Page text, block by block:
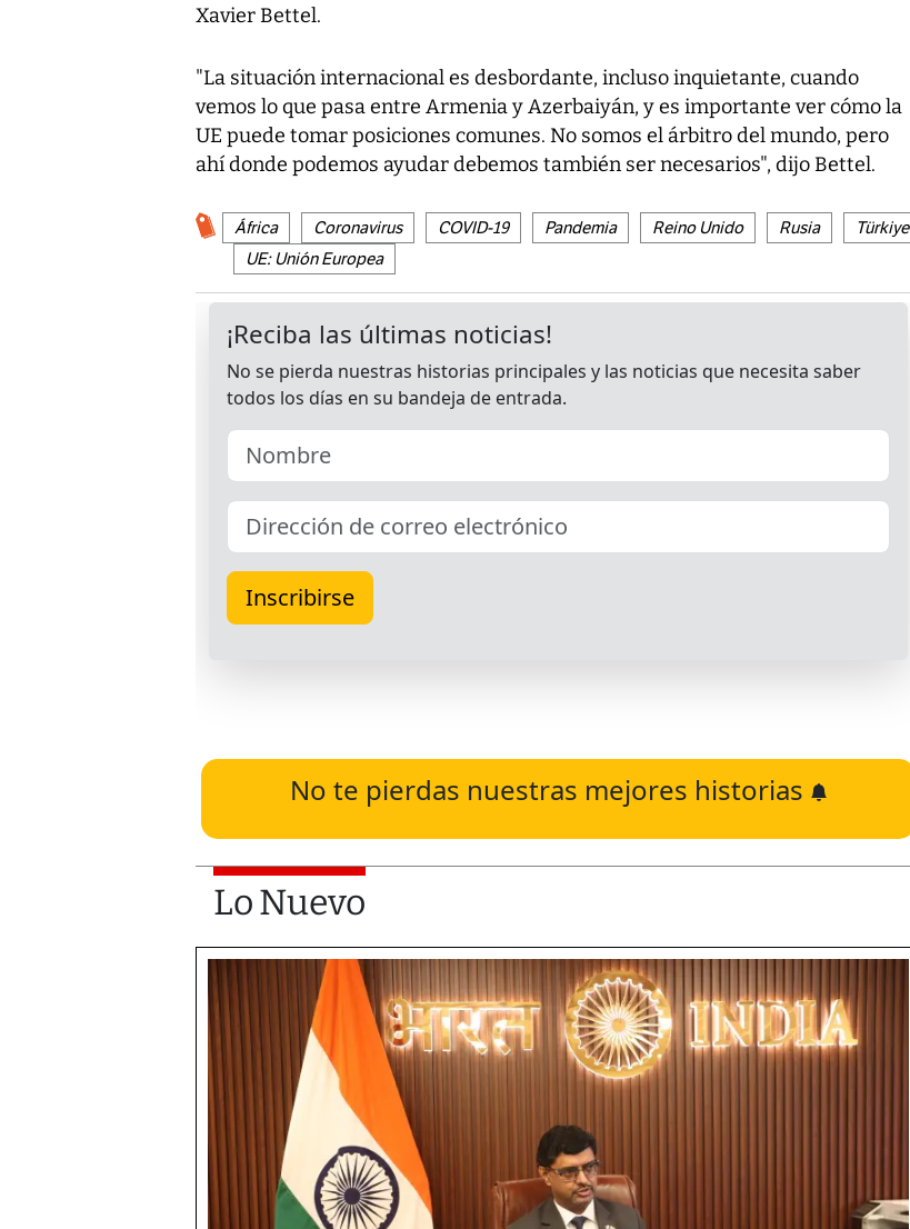
Xavier Bettel.
"La situación internacional es desbordante, incluso inquietante, cuando
vemos lo que pasa entre Armenia y Azerbaiyán, y es importante ver cómo la
UE puede tomar posiciones comunes. No somos el árbitro del mundo, pero
ahí donde podemos ayudar debemos también ser necesarios", dijo Bettel.
África Coronavirus COVID-19 Pandemia Reino Unido Rusia
Türkiye
UE: Unión Europea
No te pierdas nuestras mejores historias
Lo Nuevo